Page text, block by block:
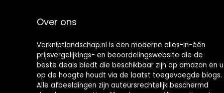
Over ons
Verkniptlandschap.nl is een moderne alles-in-één
prijsvergelijkings- en beoordelingswebsite die de
beste deals biedt die beschikbaar zijn op amazon en u
op de hoogte houdt via de laatst toegevoegde blogs.
Alle afbeeldingen zijn auteursrechtelijk beschermd